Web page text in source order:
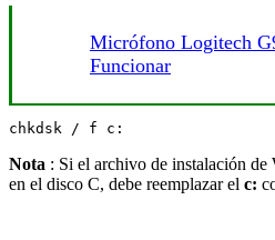
Micrófono Logitech
Funcionar
chkdsk / f c:
Nota : Si el archivo de instalación de
en el disco C, debe reemplazar el c: